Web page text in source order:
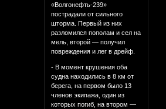
«Волгонефть-239»
пострадали от сильного
шторма. Первый из них
разломился пополам и сел на
мель, второй — получил
повреждения и лег в дрейф.
- В момент крушения оба
судна находились в 8 км от
берега, на первом было 13
членов экипажа, один из
которых погиб, на втором —